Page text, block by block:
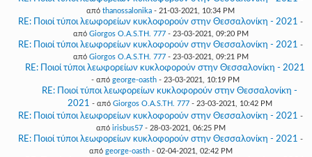
από thanossalonika - 21-03-2021, 10:34 PM
RE: Ποιοί τύποι λεωφορείων κυκλοφορούν στην Θεσσαλονίκη - 2021 -
από Giorgos O.A.S.TH. 777- 23-03-2021, 09:20 PM
RE: Ποιοί τύποι λεωφορείων κυκλοφορούν στην Θεσσαλονίκη - 2021 -
από Giorgos O.A.S.TH. 777- 23-03-2021, 09:21 PM
RE: Ποιοί τύποι λεωφορείων κυκλοφορούν στην Θεσσαλονίκη - 2021
- από george-oasth- 23-03-2021, 10:19 PM
RE: Ποιοί τύποι λεωφορείων κυκλοφορούν στην Θεσσαλονίκη -
2021 - από Giorgos O.A.S.TH. 777- 23-03-2021, 10:42 PM
RE: Ποιοί τύποι λεωφορείων κυκλοφορούν στην Θεσσαλονίκη - 2021 -
από irisbus57- 28-03-2021, 06:25 PM
RE: Ποιοί τύποι λεωφορείων κυκλοφορούν στην Θεσσαλονίκη - 2021 -
από george-oasth- 02-04-2021, 02:42 PM